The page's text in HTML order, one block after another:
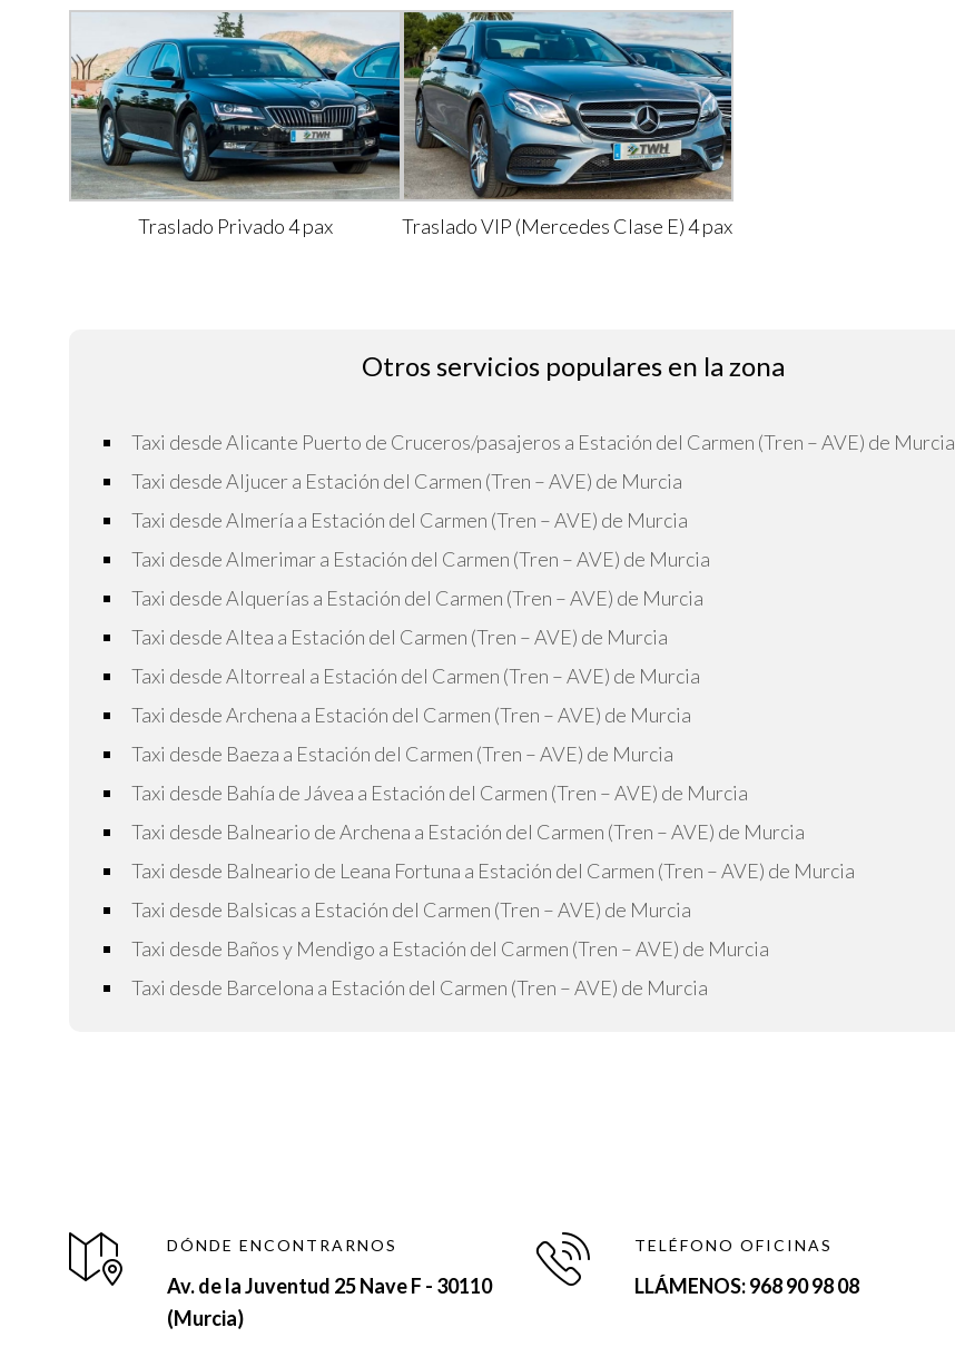
Traslado Privado 4 pax Traslado VIP (Mercedes Clase E) 4 pax
Otros servicios populares en la zona
Taxi desde Alicante Puerto de Cruceros/pasajeros a Estación del Carmen (Tren – AVE) de Murcia
Taxi desde Aljucer a Estación del Carmen (Tren – AVE) de Murcia
Taxi desde Almería a Estación del Carmen (Tren – AVE) de Murcia
Taxi desde Almerimar a Estación del Carmen (Tren – AVE) de Murcia
Taxi desde Alquerías a Estación del Carmen (Tren – AVE) de Murcia
Taxi desde Altea a Estación del Carmen (Tren – AVE) de Murcia
Taxi desde Altorreal a Estación del Carmen (Tren – AVE) de Murcia
Taxi desde Archena a Estación del Carmen (Tren – AVE) de Murcia
Taxi desde Baeza a Estación del Carmen (Tren – AVE) de Murcia
Taxi desde Bahía de Jávea a Estación del Carmen (Tren – AVE) de Murcia
Taxi desde Balneario de Archena a Estación del Carmen (Tren – AVE) de Murcia
Taxi desde Balneario de Leana Fortuna a Estación del Carmen (Tren – AVE) de Murcia
Taxi desde Balsicas a Estación del Carmen (Tren – AVE) de Murcia
Taxi desde Baños y Mendigo a Estación del Carmen (Tren – AVE) de Murcia
Taxi desde Barcelona a Estación del Carmen (Tren – AVE) de Murcia
DÓNDE ENCONTRARNOS
Av. de la Juventud 25 Nave F - 30110
(Murcia)
TELÉFONO OFICINAS
LLÁMENOS: 968 90 98 08